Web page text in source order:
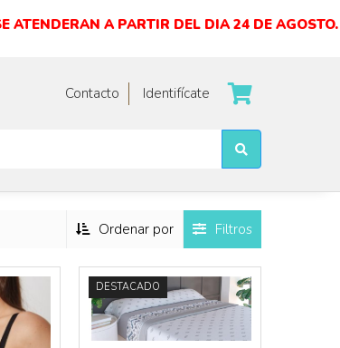
ATENDERAN A PARTIR DEL DIA 24 DE AGOSTO.
Contacto Identifícate
Ordenar por Filtros
DESTACADO